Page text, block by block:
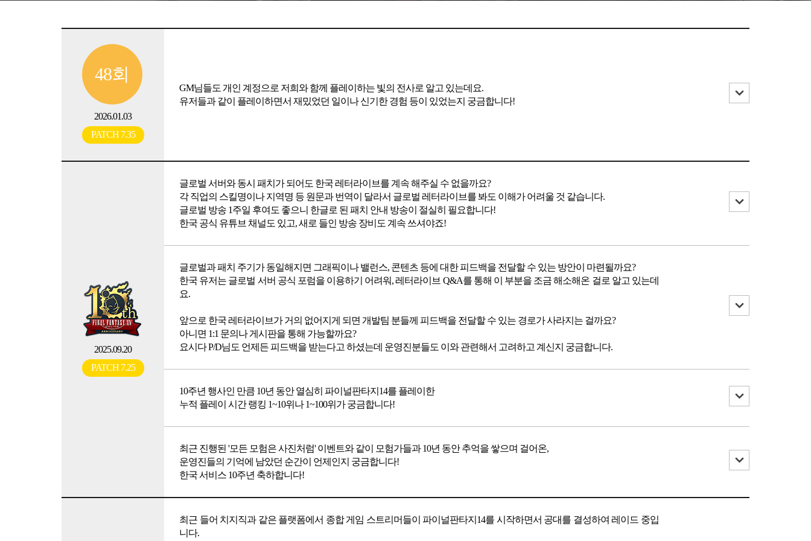
48회
2026.01.03
PATCH 7.35
GM님들도 개인 계정으로 저희와 함께 플레이하는 빛의 전사로 알고 있는데요.
유저들과 같이 플레이하면서 재밌었던 일이나 신기한 경험 등이 있었는지 궁금합니다!
2025.09.20
PATCH 7.25
글로벌 서버와 동시 패치가 되어도 한국 레터라이브를 계속 해주실 수 없을까요?
각 직업의 스킬명이나 지역명 등 원문과 번역이 달라서 글로벌 레터라이브를 봐도 이해가 어려울 것 같습니다.
글로벌 방송 1주일 후여도 좋으니 한글로 된 패치 안내 방송이 절실히 필요합니다!
한국 공식 유튜브 채널도 있고, 새로 들인 방송 장비도 계속 쓰셔야죠!
글로벌과 패치 주기가 동일해지면 그래픽이나 밸런스, 콘텐츠 등에 대한 피드백을 전달할 수 있는 방안이 마련될까요?
한국 유저는 글로벌 서버 공식 포럼을 이용하기 어려워, 레터라이브 Q&A를 통해 이 부분을 조금 해소해온 걸로 알고 있는데
요.
앞으로 한국 레터라이브가 거의 없어지게 되면 개발팀 분들께 피드백을 전달할 수 있는 경로가 사라지는 걸까요?
아니면 1:1 문의나 게시판을 통해 가능할까요?
요시다 P/D님도 언제든 피드백을 받는다고 하셨는데 운영진분들도 이와 관련해서 고려하고 계신지 궁금합니다.
10주년 행사인 만큼 10년 동안 열심히 파이널판타지14를 플레이한
누적 플레이 시간 랭킹 1~10위나 1~100위가 궁금합니다!
최근 진행된 '모든 모험은 사진처럼' 이벤트와 같이 모험가들과 10년 동안 추억을 쌓으며 걸어온,
운영진들의 기억에 남았던 순간이 언제인지 궁금합니다!
한국 서비스 10주년 축하합니다!
최근 들어 치지직과 같은 플랫폼에서 종합 게임 스트리머들이 파이널판타지14를 시작하면서 공대를 결성하여 레이드 중입
니다.